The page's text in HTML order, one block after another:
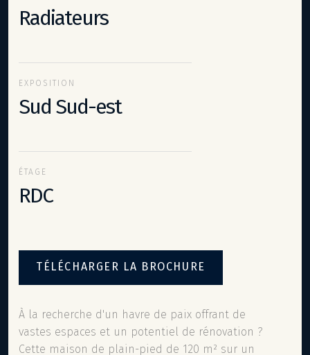
Radiateurs
EXPOSITION
Sud Sud-est
ÉTAGE
RDC
TÉLÉCHARGER LA BROCHURE
À la recherche d'un havre de paix offrant de
vastes espaces et un potentiel de rénovation ?
Cette maison de plain-pied de 120 m² sur un